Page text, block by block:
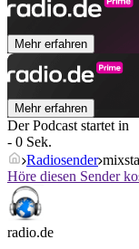
Mehr erfahren
Mehr erfahren
Der Podcast startet in
- 0 Sek.
Radiosender
Höre diesen Sender
radio.de